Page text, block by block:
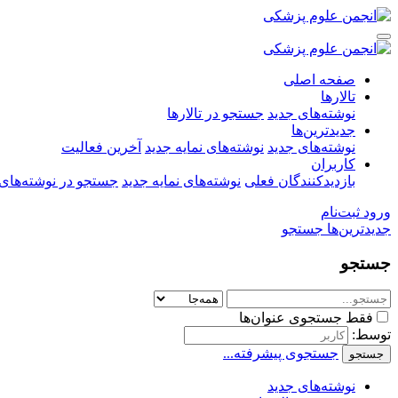
صفحه اصلی
تالارها
نوشته‌های جدید جستجو در تالارها
جدیدترین‌ها
نوشته‌های جدید نوشته‌های نمایه جدید آخرین فعالیت
کاربران
بازدیدکنندگان فعلی نوشته‌های نمایه جدید جستجو در نوشته‌های
ورود ثبت‌نام
جدیدترین‌ها جستجو
جستجو
فقط جستجوی عنوان‌ها
توسط:
جستجو جستجوی پیشرفته...
نوشته‌های جدید